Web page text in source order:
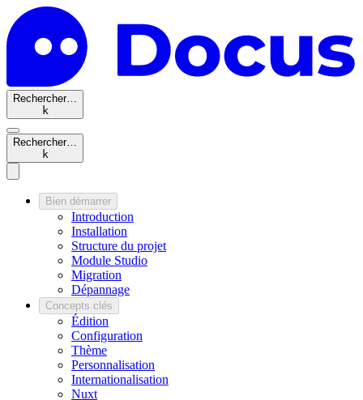
Rechercher…
k
Rechercher…
k
Bien démarrer
Introduction
Installation
Structure du projet
Module Studio
Migration
Dépannage
Concepts clés
Édition
Configuration
Thème
Personnalisation
Internationalisation
Nuxt